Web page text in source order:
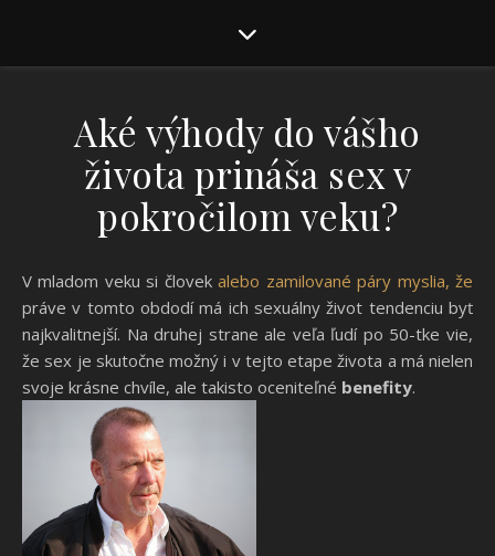
Aké výhody do vášho
života prináša sex v
pokročilom veku?
V mladom veku si človekalebo zamilované páry myslia, že
práve v tomto obdodí má ich sexuálny život tendenciu byť
najkvalitnejší. Na druhej strane ale veľa ľudí po 50-tke vie,
že sex je skutočne možný i v tejto etape života a má nielen
svoje krásne chvíle, ale takisto oceniteľné benefity.